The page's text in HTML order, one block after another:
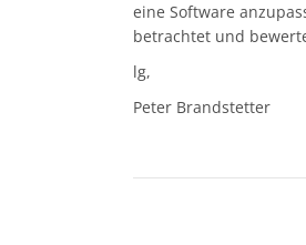
eine Software
betrachtet und
lg,
Peter Brandstetter